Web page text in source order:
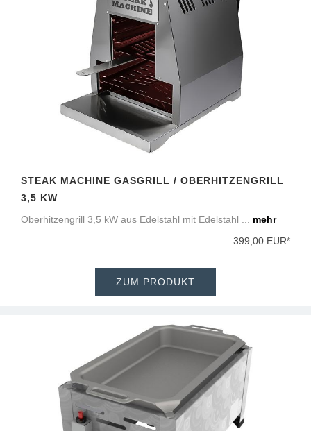
STEAK MACHINE GASGRILL / OBERHITZENGRILL
3,5 KW
Oberhitzengrill 3,5 kW aus Edelstahl mit Edelstahl ... mehr
399,00 EUR*
ZUM PRODUKT